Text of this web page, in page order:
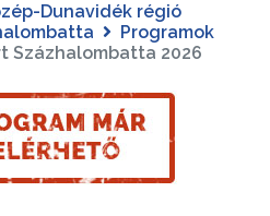
Dunavidék régió
Programok
Százhalombatta 2026